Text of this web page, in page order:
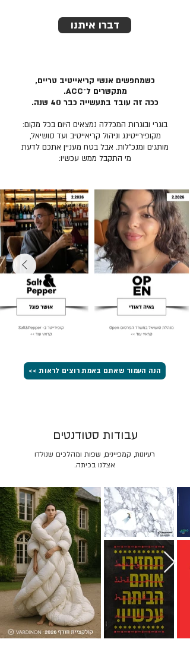
דברו איתנו
כשמחפשים אנשי קריאייטיב טריים,
מתקשרים ל־ACC.
ככה זה עובד בתעשייה כבר 40 שנה.
בוגרי ובוגרות המכללה נמצאים היום בכל מקום:
מקופירייטינג וניהול קריאייטיב ועד סושיאל,
מותגים ומנכ״לות. אבל בטח מעניין אתכם לדעת
מי התקבל ממש עכשיו:
הנה העמוד שאתם באמת רוצים לראות >>
רעיונות, קמפיינים, שפות ומהלכים שנולדו
אצלנו בכיתה.
עבודות סטודנטים